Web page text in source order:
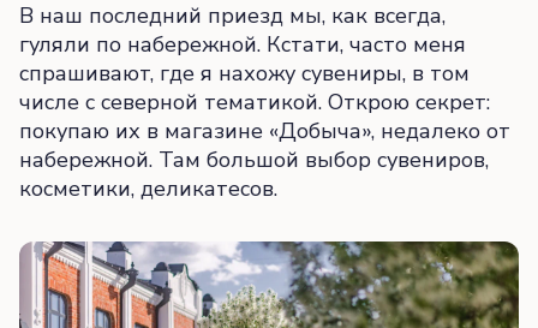
В наш последний приезд мы, как всегда,
гуляли по набережной. Кстати, часто меня
спрашивают, где я нахожу сувениры, в том
числе с северной тематикой. Открою секрет:
покупаю их в магазине «Добыча», недалеко от
набережной. Там большой выбор сувениров,
косметики, деликатесов.